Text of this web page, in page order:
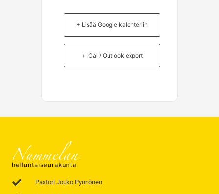
+ Lisää Google kalenteriin
+ iCal / Outlook export
Pastori Jouko Pynnönen